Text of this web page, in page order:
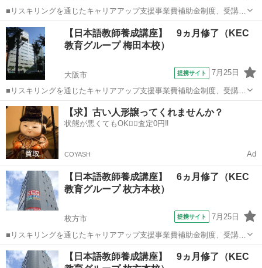
■リスキリングを通じたキャリアアップ支援事業費補助金制度、受講費
用の最大70％還付（要件有、詳細はお尋ねください） ■KECは全校舎
「文化庁届出受理講座」。 ■受講曜日・時間帯振替受講、校舎間振替
受講、休学制度、動画視聴（基...
大阪 大阪市 その他
【日本語教師養成講座】 9ヵ月修了（KEC
教育グループ 梅田本校）
大阪市 提携サイト 7月25日
■リスキリングを通じたキャリアアップ支援事業費補助金制度、受講費
用の最大70％還付（要件有、詳細はお尋ねください） ■KECは全校舎
「文化庁届出受理講座」。 ■受講曜日・時間帯振替受講、校舎間振替
受講、休学制度、動画視聴（基...
大阪 大阪市 その他
【求】古い人形譲ってくれませんか？
状態が悪くてもOK🙆‍♀️査定0円‼️
COYASH Ad
【日本語教師養成講座】 6ヵ月修了（KEC
教育グループ 枚方本校）
枚方市 提携サイト 7月25日
■リスキリングを通じたキャリアアップ支援事業費補助金制度、受講費
用の最大70％還付（要件有、詳細はお尋ねください） ■KECは全校舎
「文化庁届出受理講座」。 ■受講曜日・時間帯振替受講、校舎間振替
大阪 枚方市 その他
【日本語教師養成講座】 9ヵ月修了（KEC